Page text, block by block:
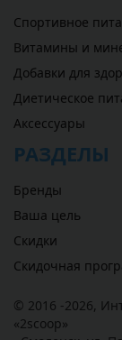
Спортивное
Витамины и
Добавки для
Диетическое
Аксессуары
РАЗДЕЛЫ
Бренды
Ваша цель
Скидки
Скидочная
© 2016 -2026,
«2scoop»